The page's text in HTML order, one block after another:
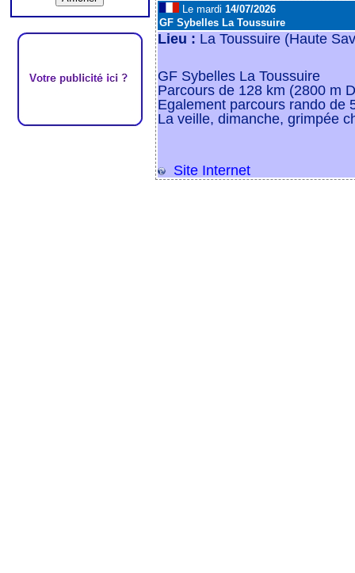
Le mardi 14/07/2026
GF Sybelles La Toussuire
Lieu : La Toussuire (Haute
GF Sybelles La Toussuire
Parcours de 128 km (2800 m
Egalement parcours rando de
La veille, dimanche, grimpée
Site Internet